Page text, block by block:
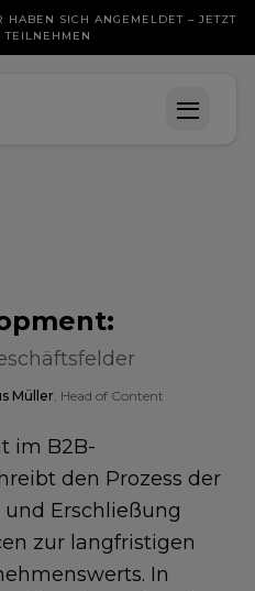
SICH ANGEMELDET – JETZT
TEILNEHMEN
:
Müller, Head of Content
im B2B-
den Prozess der
Erschließung
zur langfristigen
In